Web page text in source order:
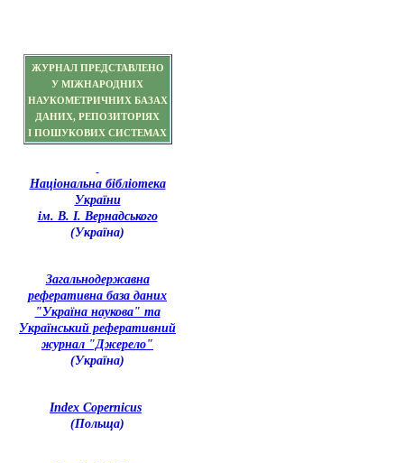
ЖУРНАЛ ПРЕДСТАВЛЕНО
У МІЖНАРОДНИХ
НАУКОМЕТРИЧНИХ БАЗАХ
ДАНИХ, РЕПОЗИТОРІЯХ
І ПОШУКОВИХ СИСТЕМАХ
Національна бібліотека
України
ім. В. І. Вернадського
(Україна)
Загальнодержавна
реферативна база даних
"Україна наукова" та
Український реферативний
журнал "Джерело"
(Україна)
Index Copernicus
(Польща)